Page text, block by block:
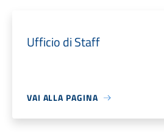
Ufficio di Staff
VAI ALLA PAGINA